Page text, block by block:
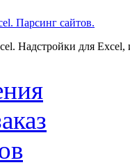
Парсинг сайтов.
Надстройки для Excel,